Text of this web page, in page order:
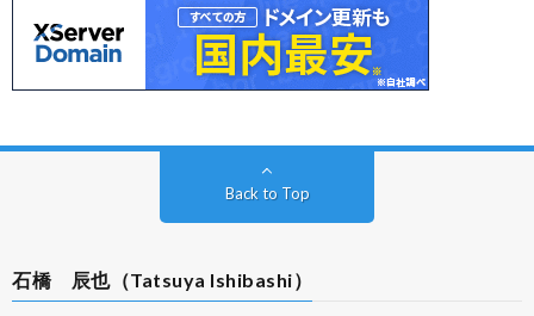
Back to Top
石橋 辰也（Tatsuya Ishibashi）